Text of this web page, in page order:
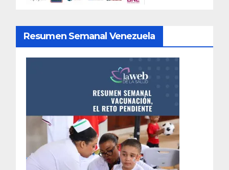
Resumen Semanal Venezuela